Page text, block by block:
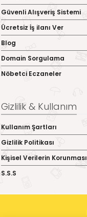
Güvenli Alışveriş Sistemi
Ücretsiz İş ilanı Ver
Blog
Domain Sorgulama
Nöbetci Eczaneler
Gizlilik & Kullanım
Kullanım Şartları
Gizlilik Politikası
Kişisel Verilerin Korunması
S.S.S